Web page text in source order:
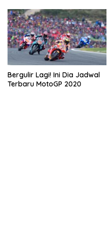
Bergulir Lagi! Ini Dia Jadwal
Terbaru MotoGP 2020